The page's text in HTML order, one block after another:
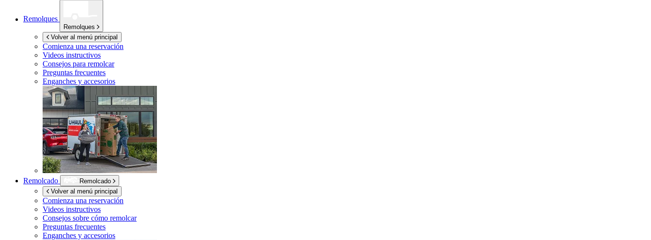
Remolques
Remolques
Volver al menú principal
Comienza una reservación
Videos instructivos
Consejos para remolcar
Preguntas frecuentes
Enganches y accesorios
Remolcado
Remolcado
Volver al menú principal
Comienza una reservación
Videos instructivos
Consejos sobre cómo remolcar
Preguntas frecuentes
Enganches y accesorios